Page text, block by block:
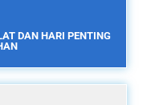
DAN HARI PENTING